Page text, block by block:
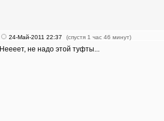
24-Май-2011 22:37 (спустя 1 час 46 минут)
Неееет, не надо этой туфты...